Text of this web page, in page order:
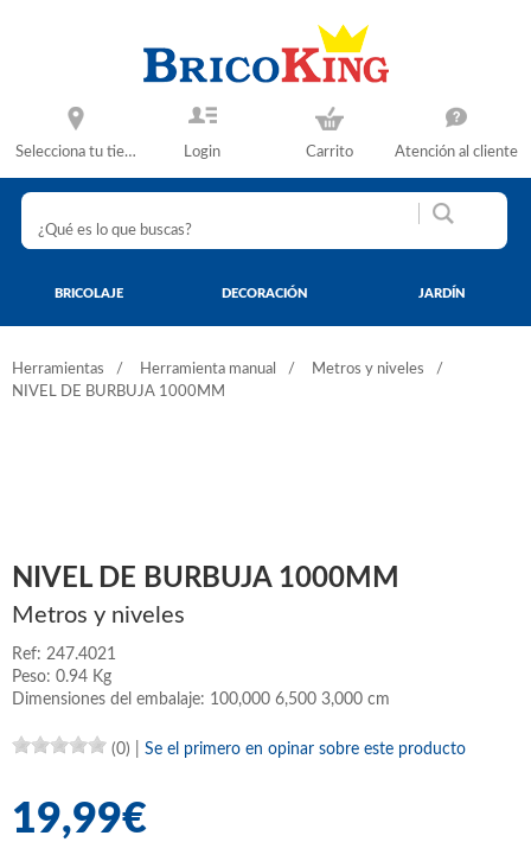
Selecciona tu tienda Login Carrito Atención al cliente
BRICOLAJE DECORACIÓN JARDÍN
Herramientas Herramienta manual
Metros y niveles
NIVEL DE BURBUJA 1000MM
NIVEL DE BURBUJA 1000MM
Metros y niveles
Ref: 247.4021
Peso: 0.94 Kg
Dimensiones del embalaje: 100,000 6,500 3,000 cm
(0) Se el primero en opinar sobre este producto
19,99€